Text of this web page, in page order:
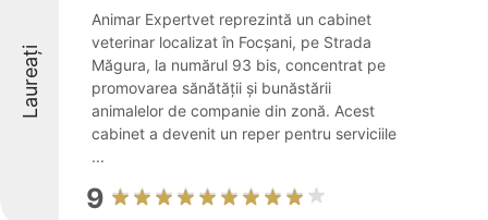
Laureați
Animar Expertvet reprezintă un cabinet
veterinar localizat în Focșani, pe Strada
Măgura, la numărul 93 bis, concentrat pe
promovarea sănătății și bunăstării
animalelor de companie din zonă. Acest
cabinet a devenit un reper pentru serviciile
...
9